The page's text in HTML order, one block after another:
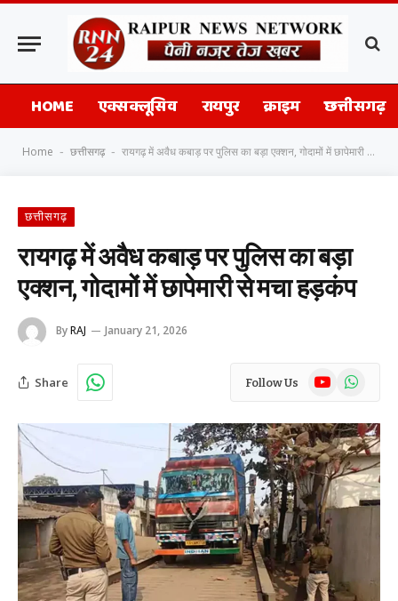
HOME एक्सक्लूसिव रायपुर क्राइम छत्तीसगढ़
Home - छत्तीसगढ़ - रायगढ़ में अवैध कबाड़ पर पुलिस का बड़ा एक्शन, गोदामों में छापेमारी से मचा हड़कंप
छत्तीसगढ़
रायगढ़ में अवैध कबाड़ पर पुलिस का बड़ा
एक्शन, गोदामों में छापेमारी से मचा हड़कंप
ByRAJ January 21, 2026
Share Follow Us YouTubeWhatsApp